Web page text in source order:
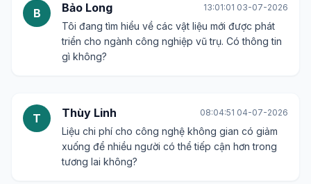
B Bảo Long 13:01:01 03-07-2026
Tôi đang tìm hiểu về các vật liệu mới được phát
triển cho ngành công nghiệp vũ trụ. Có thông tin
gì không?
T Thùy Linh 08:04:51 04-07-2026
Liệu chi phí cho công nghệ không gian có giảm
xuống để nhiều người có thể tiếp cận hơn trong
tương lai không?